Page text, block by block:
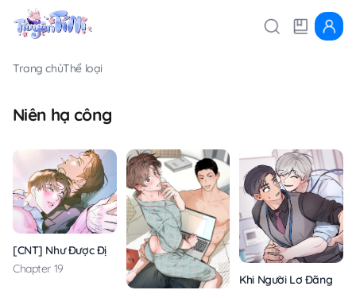
Trang chủThể loại
Niên hạ công
[CNT] Như Được Định Sẵn
Chapter 19
Khi Người Lơ Đãng